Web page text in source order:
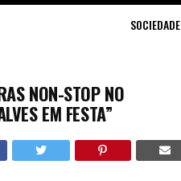
SOCIEDADE
NON-STOP NO
EM FESTA”